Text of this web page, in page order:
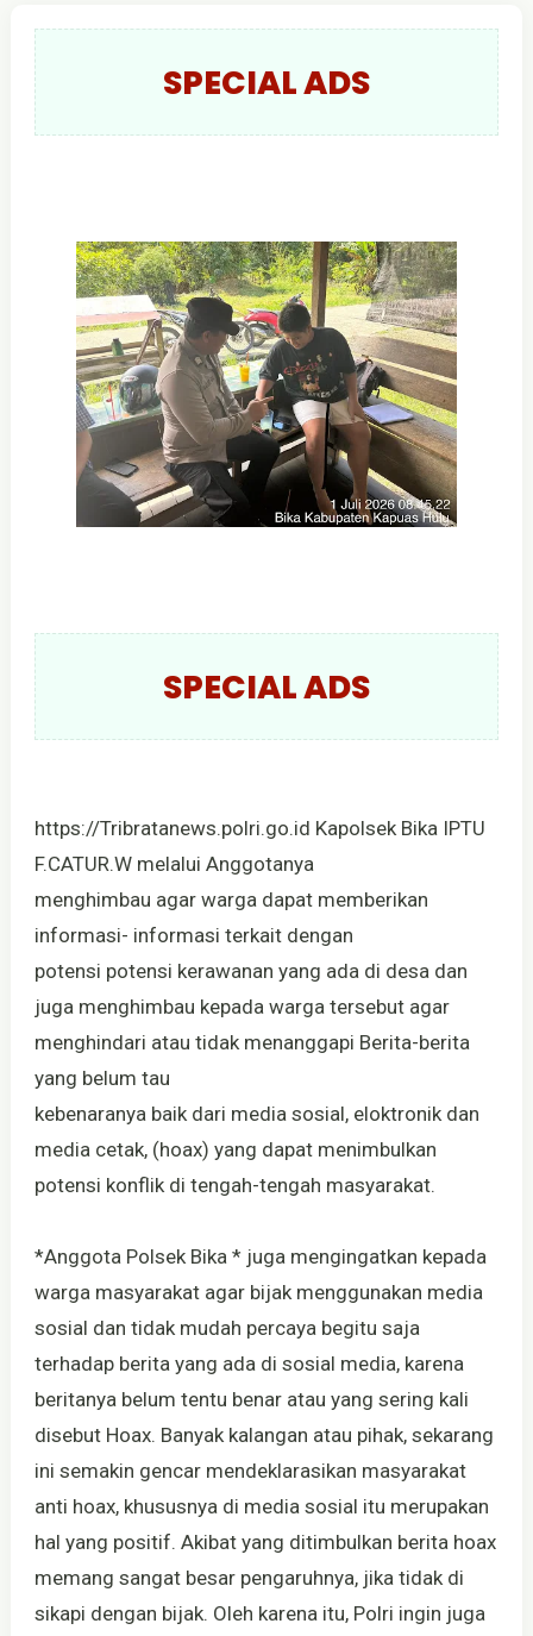
SPECIAL ADS
SPECIAL ADS
https://Tribratanews.polri.go.id Kapolsek Bika IPTU
F.CATUR.W melalui Anggotanya
menghimbau agar warga dapat memberikan
informasi- informasi terkait dengan
potensi potensi kerawanan yang ada di desa dan
juga menghimbau kepada warga tersebut agar
menghindari atau tidak menanggapi Berita-berita
yang belum tau
kebenaranya baik dari media sosial, eloktronik dan
media cetak, (hoax) yang dapat menimbulkan
potensi konflik di tengah-tengah masyarakat.
*Anggota Polsek Bika * juga mengingatkan kepada
warga masyarakat agar bijak menggunakan media
sosial dan tidak mudah percaya begitu saja
terhadap berita yang ada di sosial media, karena
beritanya belum tentu benar atau yang sering kali
disebut Hoax. Banyak kalangan atau pihak, sekarang
ini semakin gencar mendeklarasikan masyarakat
anti hoax, khususnya di media sosial itu merupakan
hal yang positif. Akibat yang ditimbulkan berita hoax
memang sangat besar pengaruhnya, jika tidak di
sikapi dengan bijak. Oleh karena itu, Polri ingin juga